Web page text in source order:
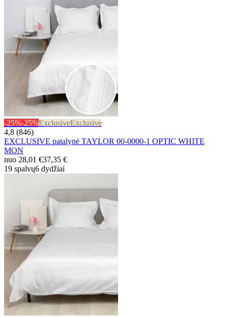
-25%-25%ExclusiveExclusive
4,8 (846)
EXCLUSIVE patalynė TAYLOR 00-0000-1 OPTIC WHITE
MON
nuo 28,01 €37,35 €
19 spalvų6 dydžiai